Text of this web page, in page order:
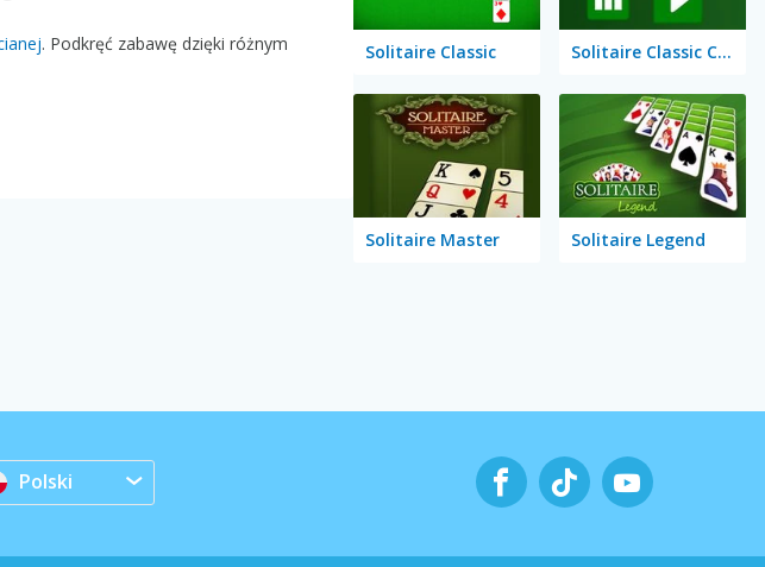
. Podkręć zabawę dzięki różnym
Solitaire Classic Solitaire Classic Christmas
Solitaire Master Solitaire Legend
Polski